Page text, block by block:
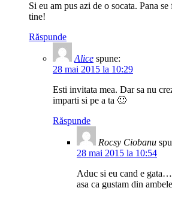
Si eu am pus azi de o socata. Pana se
tine!
Răspunde
Alice spune:
28 mai 2015 la 10:29
Esti invitata mea. Dar sa nu
imparti si pe a ta 🙂
Răspunde
Rocsy Ciobanu
28 mai 2015 la 10:54
Aduc si eu cand e
asa ca gustam din